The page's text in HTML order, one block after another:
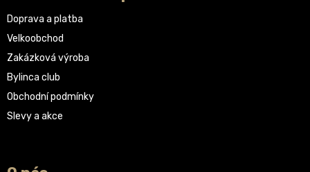
Doprava a platba
Velkoobchod
Zakázková výroba
Bylinca club
Obchodní podmínky
Slevy a akce